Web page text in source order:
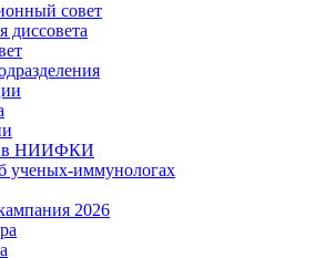
совет
диссовета
в НИИФКИ
ученых-иммунологах
2026